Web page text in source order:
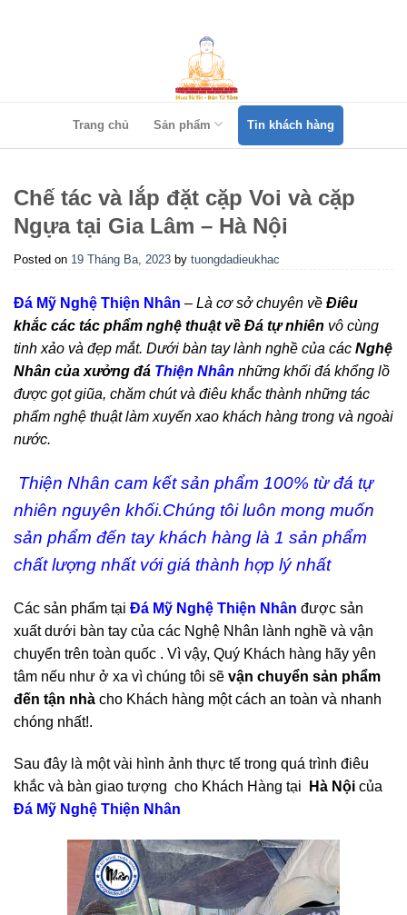
Trang chủ Sản phẩm Tin khách hàng
Chế tác và lắp đặt cặp Voi và cặp
Ngựa tại Gia Lâm – Hà Nội
Posted on 19 Tháng Ba, 2023 by tuongdadieukhac
Đá Mỹ Nghệ Thiện Nhân – Là cơ sở chuyên về Điêu
khắc các tác phẩm nghệ thuật về Đá tự nhiên vô cùng
tinh xảo và đẹp mắt. Dưới bàn tay lành nghề của các Nghệ
Nhân của xưởng đá Thiện Nhân những khối đá khổng lồ
được gọt giũa, chăm chút và điêu khắc thành những tác
phẩm nghệ thuật làm xuyến xao khách hàng trong và ngoài
nước.
Thiện Nhân cam kết sản phẩm 100% từ đá tự
nhiên nguyên khối.Chúng tôi luôn mong muốn
sản phẩm đến tay khách hàng là 1 sản phẩm
chất lượng nhất với giá thành hợp lý nhất
Các sản phẩm tại Đá Mỹ Nghệ Thiện Nhân được sản
xuất dưới bàn tay của các Nghệ Nhân lành nghề và vận
chuyển trên toàn quốc . Vì vậy, Quý Khách hàng hãy yên
tâm nếu như ở xa vì chúng tôi sẽ vận chuyển sản phẩm
đến tận nhà cho Khách hàng một cách an toàn và nhanh
chóng nhất!.
Sau đây là một vài hình ảnh thực tế trong quá trình điêu
khắc và bàn giao tượng cho Khách Hàng tại
Hà Nội của
Đá Mỹ Nghệ Thiện Nhân